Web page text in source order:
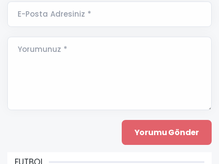
E-Posta Adresiniz *
Yorumunuz *